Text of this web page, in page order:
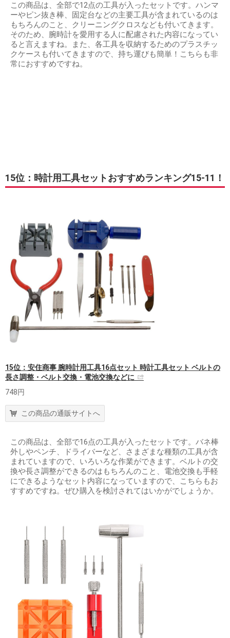
この商品は、全部で12点の工具が入ったセットです。ハンマ
ーやピン抜き棒、固定台などの主要工具が含まれているのは
もちろんのこと、クリーニングクロスなども付いてきます。
そのため、腕時計を愛用する人に配慮された内容になってい
ると言えますね。また、各工具を収納するためのプラスチッ
クケースも付いてきますので、持ち運びも簡単！こちらも非
常におすすめですね。
15位：時計用工具セットおすすめランキング15-11！
15位：安住商事 腕時計用工具16点セット 時計工具セット ベルトの
長さ調整・ベルト交換・電池交換などに
748円
この商品の通販サイトへ
この商品は、全部で16点の工具が入ったセットです。バネ棒
外しやペンチ、ドライバーなど、さまざまな種類の工具が含
まれていますので、いろいろな作業ができます。ベルトの交
換や長さ調整ができるのはもちろんのこと、電池交換も手軽
にできるようなセット内容になっていますので、こちらもお
すすめですね。ぜひ購入を検討されてはいかがでしょうか。